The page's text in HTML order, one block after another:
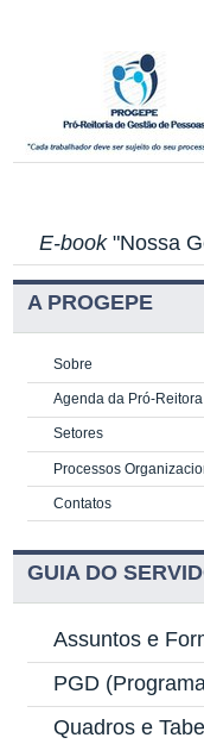
E-book"Nossa
A PROGEPE
Sobre
Agenda da Pró-Reitora
Setores
Processos
Contatos
GUIA DO
Assuntos e
PGD
Quadros e